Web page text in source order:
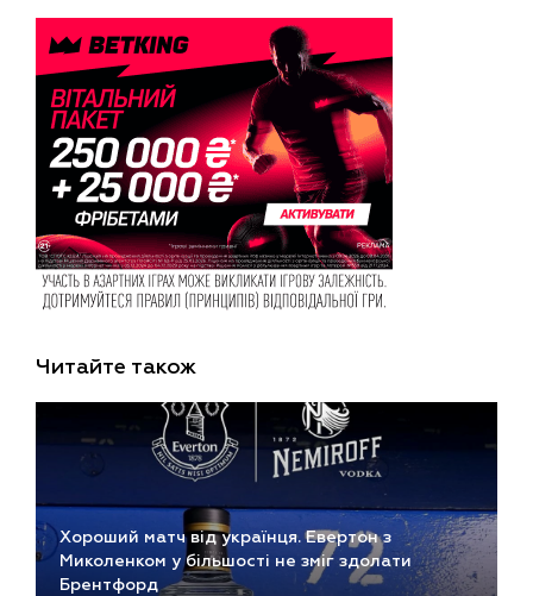
Читайте також
Хороший матч від українця. Евертон з
Миколенком у більшості не зміг здолати
Брентфорд